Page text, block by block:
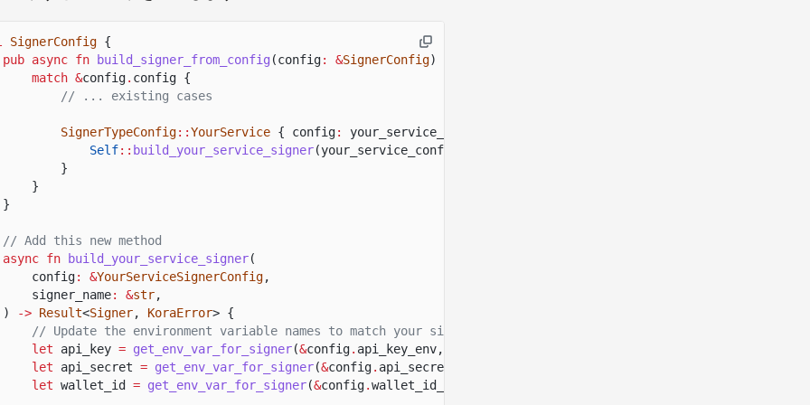
SignerConfig {
pub async fn
build_signer_from_config (config: &SignerConfig)
match &config. config {
// ... existing cases
SignerTypeConfig::YourService { config: your_service_config }
Self:: build_your_service_signer(your_service_config,
}
}
}
// Add this new method
async fn
build_your_service_signer(
config: &YourServiceSignerConfig,
signer_name: &str,
)
-> Result<Signer, KoraError> {
// Update the environment variable names to match your signer's configuration
let
api_key = get_env_var_for_signer(&config. api_key_env, signer_name)
let
api_secret = get_env_var_for_signer(&config. api_secret_env, signer_name)
let wallet_id = get_env_var_for_signer(&config.wallet_id_env, signer_name)